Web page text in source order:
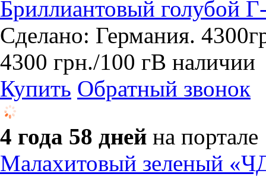
Бриллиантовый голубой
Сделано: Германия.
4300 грн./100 гВ наличии
Купить Обратный звонок
4 года 58 дней на портале
Малахитовый зеленый